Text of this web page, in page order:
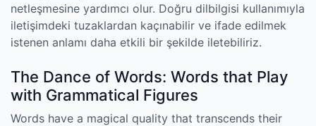
netleşmesine yardımcı olur. Doğru dilbilgisi kullanımıyla
iletişimdeki tuzaklardan kaçınabilir ve ifade edilmek
istenen anlamı daha etkili bir şekilde iletebiliriz.
The Dance of Words: Words that Play
with Grammatical Figures
Words have a magical quality that transcends their